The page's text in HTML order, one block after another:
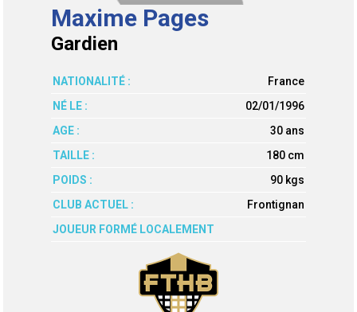
Maxime Pages
Gardien
NATIONALITÉ :
France
NÉ LE :
02/01/1996
AGE :
30 ans
TAILLE :
180 cm
POIDS :
90 kgs
CLUB ACTUEL :
Frontignan
JOUEUR FORMÉ LOCALEMENT